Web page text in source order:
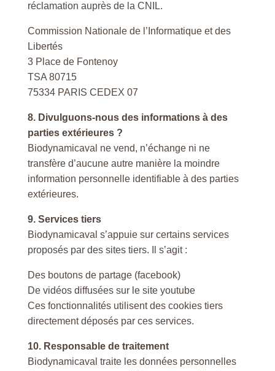
réclamation auprès de la CNIL.
Commission Nationale de l’Informatique et des
Libertés
3 Place de Fontenoy
TSA 80715
75334 PARIS CEDEX 07
8. Divulguons-nous des informations à des
parties extérieures ?
Biodynamicaval ne vend, n’échange ni ne
transfère d’aucune autre manière la moindre
information personnelle identifiable à des parties
extérieures.
9. Services tiers
Biodynamicaval s’appuie sur certains services
proposés par des sites tiers. Il s’agit :
Des boutons de partage (facebook)
De vidéos diffusées sur le site youtube
Ces fonctionnalités utilisent des cookies tiers
directement déposés par ces services.
10. Responsable de traitement
Biodynamicaval traite les données personnelles